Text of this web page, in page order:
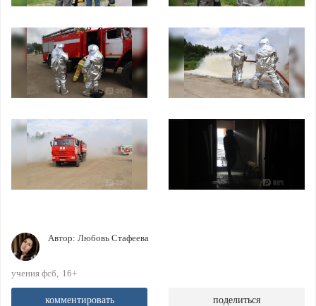
Автор: Любовь Стафеева
учения фсб 16+
комментировать поделиться